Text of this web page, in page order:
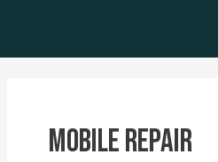
content
Mobile Repair